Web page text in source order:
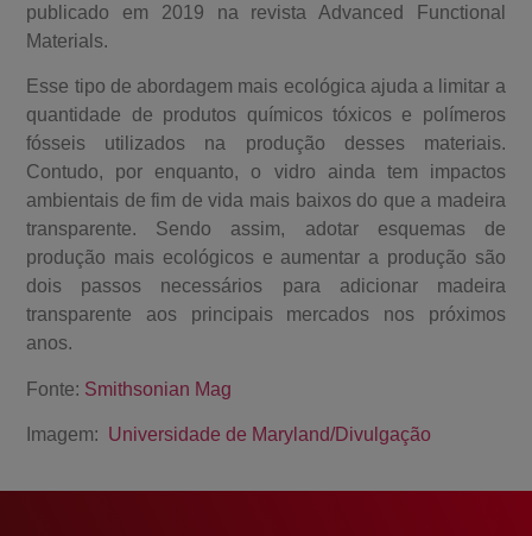
publicado em 2019 na revista Advanced Functional
Materials.
Esse tipo de abordagem mais ecológica ajuda a limitar a
quantidade de produtos químicos tóxicos e polímeros
fósseis utilizados na produção desses materiais.
Contudo, por enquanto, o vidro ainda tem impactos
ambientais de fim de vida mais baixos do que a madeira
transparente. Sendo assim, adotar esquemas de
produção mais ecológicos e aumentar a produção são
dois passos necessários para adicionar madeira
transparente aos principais mercados nos próximos
anos.
Fonte: Smithsonian Mag
Imagem: Universidade de Maryland/Divulgação